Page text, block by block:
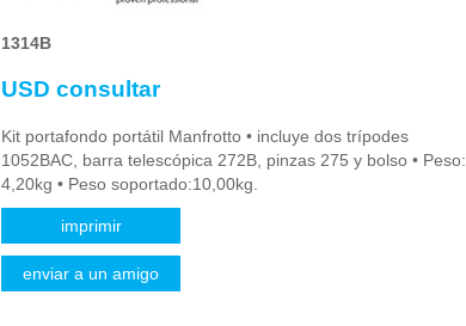
1314B
USD consultar
Kit portafondo portátil Manfrotto • incluye dos trípodes
1052BAC, barra telescópica 272B, pinzas 275 y bolso • Peso:
4,20kg • Peso soportado:10,00kg.
imprimir
enviar a un amigo